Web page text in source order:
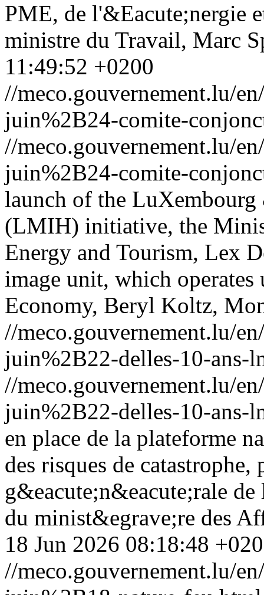
PME, de l'&Eacute;nergie
ministre du Travail, Marc
11:49:52 +0200
//meco.gouvernement.lu/
juin%2B24-comite-
//meco.gouvernement.lu/
juin%2B24-comite-
launch of the
(LMIH) initiative, the
Energy and Tourism, Lex
image unit, which
Economy, Beryl Koltz,
//meco.gouvernement.lu/
juin%2B22-delles-10-ans-
//meco.gouvernement.lu/
juin%2B22-delles-10-ans-
en place de la plateforme
des risques de
g&eacute;n&eacute;rale
du minist&egrave;re des
18 Jun 2026 08:18:48
//meco.gouvernement.lu/